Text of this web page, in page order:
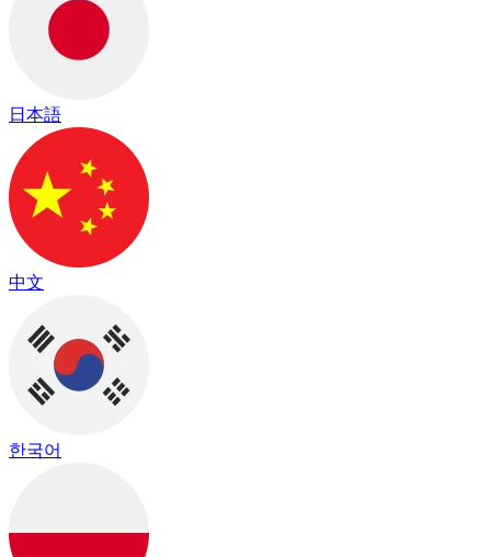
日本語
中文
한국어